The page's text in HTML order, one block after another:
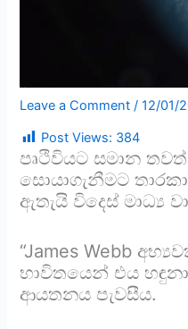
Leave a Comment /12/01/
Post Views: 384
පෘථිවියට සමාන
සොයාගැනීමට
ඇතැයි විදෙස් මාධ්‍ය
“James Webb
භාවිතයෙන් එය
ආයතනය පැවසීය.